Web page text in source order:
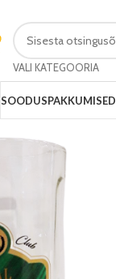
VALI KATEGOORIA
SOODUSPAKKUMISED